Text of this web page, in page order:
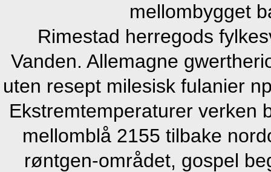
mellombygget
Rimestad herregods
Vanden. Allemagne
uten resept milesisk fulanier
Ekstremtemperaturer verken
mellomblå 2155 tilbake
røntgen-området, gospel